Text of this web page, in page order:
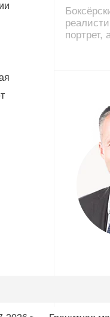
портрет,